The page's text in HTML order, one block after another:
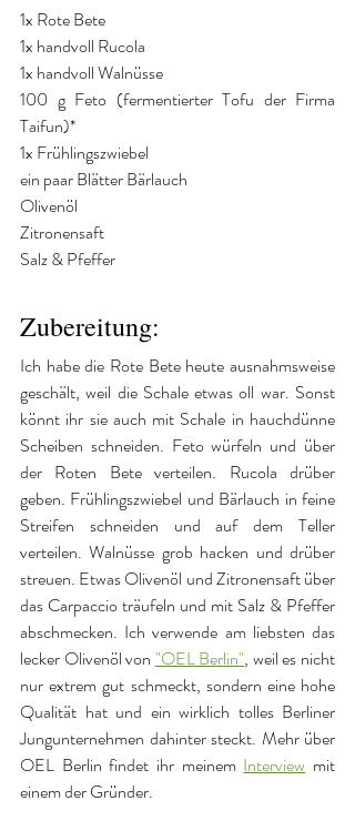
1x Rote Bete
1x handvoll Rucola
1x handvoll Walnüsse
100 g Feto (fermentierter Tofu der Firma
Taifun)*
1x Frühlingszwiebel
ein paar Blätter Bärlauch
Olivenöl
Zitronensaft
Salz & Pfeffer
Zubereitung:
Ich habe die Rote Bete heute ausnahmsweise
geschält, weil die Schale etwas oll war. Sonst
könnt ihr sie auch mit Schale in hauchdünne
Scheiben schneiden. Feto würfeln und über
der Roten Bete verteilen. Rucola drüber
geben. Frühlingszwiebel und Bärlauch in feine
Streifen schneiden und auf dem Teller
verteilen. Walnüsse grob hacken und drüber
streuen. Etwas Olivenöl und Zitronensaft über
das Carpaccio träufeln und mit Salz & Pfeffer
abschmecken. Ich verwende am liebsten das
lecker Olivenöl von "OEL Berlin", weil es nicht
nur extrem gut schmeckt, sondern eine hohe
Qualität hat und ein wirklich tolles Berliner
Jungunternehmen dahinter steckt. Mehr über
OEL Berlin findet ihr meinem Interview mit
einem der Gründer.